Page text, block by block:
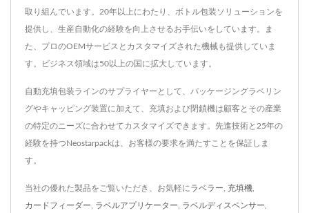
取り組んでいます。20年以上にわたり、ボトル包装ソリューションを
提供し、生産自動化の経験を向上させるお手伝いをしています。ま
た、プロのOEMサービスとカスタマイズされた機械も提供していま
す。ビジネス領域は50以上の国に拡大しています。
自動充填包装ラインのサプライヤーとして、パッケージングラベリン
グやキャッピング装置に加えて、充填および閉鎖機は顧客とその産業
の特定のニーズに合わせてカスタマイズできます。先進技術と25年の
経験を持つNeostarpackは、お客様の要求を満たすことを保証しま
す。
当社の優れた製品をご覧いただき、お気軽にラベラー 充填機
カードフィーダー ラベルアプリケーター ラベルディスペンサー